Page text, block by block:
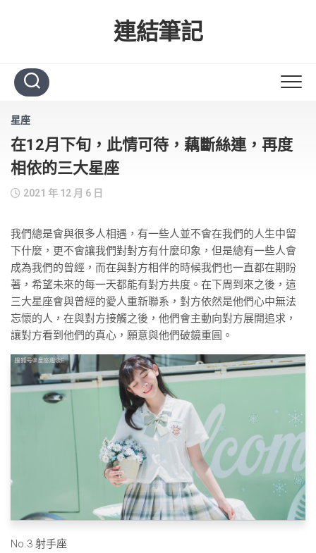
連結筆記
星座
在12月下旬，此情可待，藕斷絲連，再度
相依的三大星座
2021 年 12 月 6 日
我們總是會與很多人相遇，有一些人並不會在我們的人生中留
下什麼，更不會讓我們對對方有什麼印象，但是總有一些人會
成為我們的曾經，而在與對方相伴的時候我們也一直都在期盼
著，希望未來的每一天都能有對方共度。在下周到來之後，這
三大星座會與曾經的愛人重新聯系，對方依然是他們心中無法
忘懷的人，在與對方接觸之後，他們會主動向對方展開追求，
讓對方看到他們的真心，願意與他們破鏡重圓。
No.3 射手座